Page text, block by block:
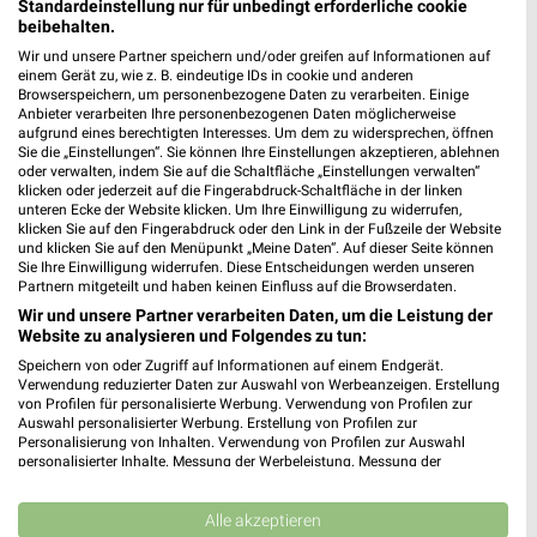
HKL BAUMASCHINEN Prospekt für
Freiburg (Breisgau) ab Mi. den 01.07.
Sommer 2026
Gültig von 01. Jul. bis 30. Sep.
📅 Kalendereintrag erstellen
PROSPEKT BLÄTTERN
MEHR PROSPEKTE
Standardeinstellung nur für unbedingt erforderliche cookie
beibehalten.
Wir und unsere Partner speichern und/oder greifen auf Informationen auf
einem Gerät zu, wie z. B. eindeutige IDs in cookie und anderen
Browserspeichern, um personenbezogene Daten zu verarbeiten. Einige
Anbieter verarbeiten Ihre personenbezogenen Daten möglicherweise
aufgrund eines berechtigten Interesses. Um dem zu widersprechen, öffnen
Sie die „Einstellungen“. Sie können Ihre Einstellungen akzeptieren, ablehnen
oder verwalten, indem Sie auf die Schaltfläche „Einstellungen verwalten“
klicken oder jederzeit auf die Fingerabdruck-Schaltfläche in der linken
unteren Ecke der Website klicken. Um Ihre Einwilligung zu widerrufen,
klicken Sie auf den Fingerabdruck oder den Link in der Fußzeile der Website
und klicken Sie auf den Menüpunkt „Meine Daten“. Auf dieser Seite können
Sie Ihre Einwilligung widerrufen. Diese Entscheidungen werden unseren
Partnern mitgeteilt und haben keinen Einfluss auf die Browserdaten.
Wir und unsere Partner verarbeiten Daten, um die Leistung der
Website zu analysieren und Folgendes zu tun:
Speichern von oder Zugriff auf Informationen auf einem Endgerät.
Verwendung reduzierter Daten zur Auswahl von Werbeanzeigen. Erstellung
von Profilen für personalisierte Werbung. Verwendung von Profilen zur
Auswahl personalisierter Werbung. Erstellung von Profilen zur
Personalisierung von Inhalten. Verwendung von Profilen zur Auswahl
personalisierter Inhalte. Messung der Werbeleistung. Messung der
Kombinationen von Daten aus verschiedenen Quellen. Entwicklung und
Verbesserung der Angebote. Verwendung reduzierter Daten zur Auswahl
Alle akzeptieren